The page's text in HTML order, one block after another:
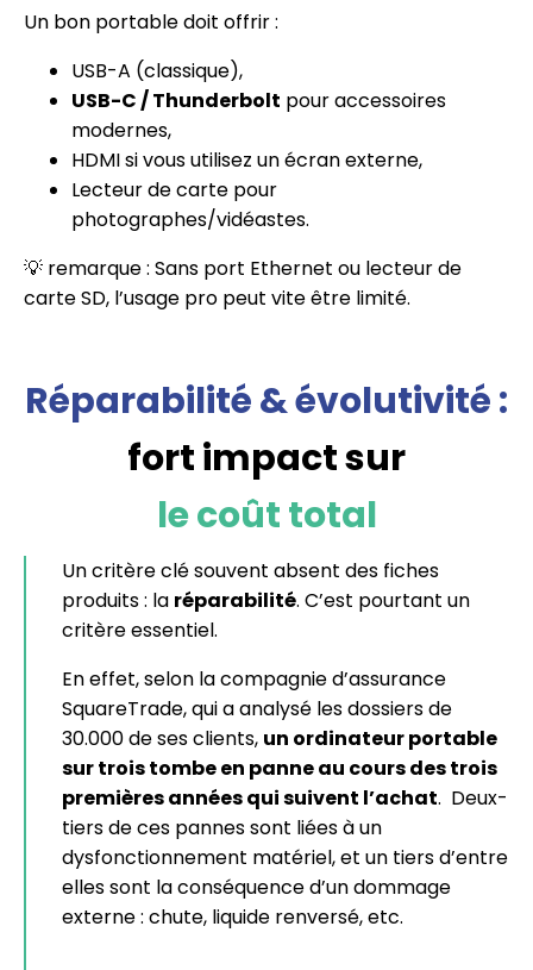
Un bon portable doit offrir :
USB-A (classique),
USB-C / Thunderbolt pour accessoires
modernes,
HDMI si vous utilisez un écran externe,
Lecteur de carte pour
photographes/vidéastes.
💡 remarque : Sans port Ethernet ou lecteur de
carte SD, l’usage pro peut vite être limité.
Réparabilité & évolutivité :
fort impact sur
le coût total
Un critère clé souvent absent des fiches
produits : la réparabilité. C’est pourtant un
critère essentiel.
En effet, selon la compagnie d’assurance
SquareTrade, qui a analysé les dossiers de
30.000 de ses clients, un ordinateur portable
sur trois tombe en panne au cours des trois
premières années qui suivent l’achat. Deux-
tiers de ces pannes sont liées à un
dysfonctionnement matériel, et un tiers d’entre
elles sont la conséquence d’un dommage
externe : chute, liquide renversé, etc.